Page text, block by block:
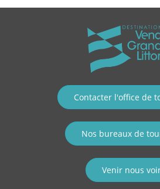
Contacter l'office de
Nos bureaux de
Venir nous